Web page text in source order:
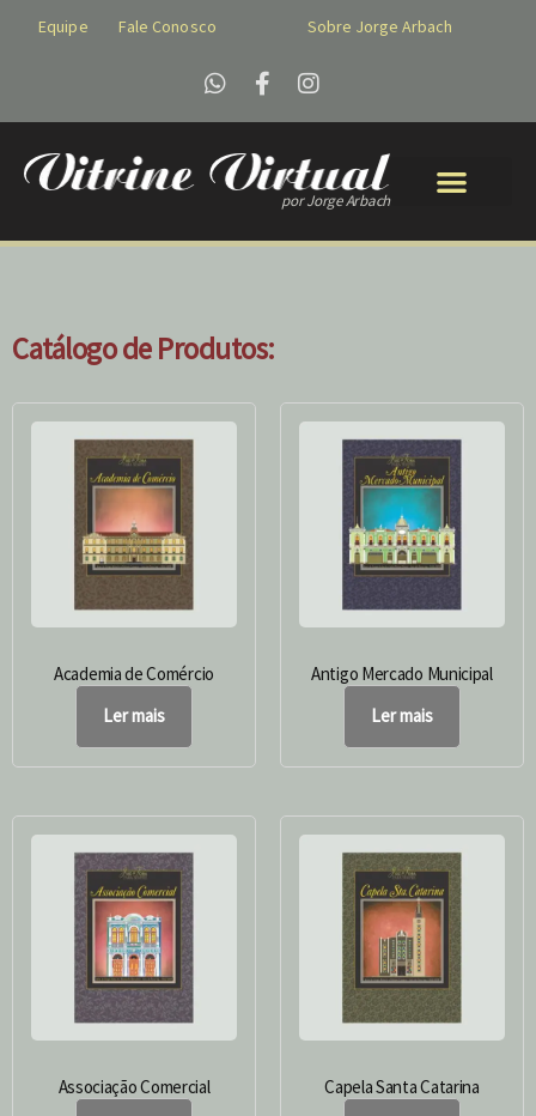
Equipe Fale Conosco Sobre Jorge Arbach
por Jorge Arbach
Catálogo de Produtos:
Academia de Comércio
Ler mais
Antigo Mercado Municipal
Ler mais
Associação Comercial
Capela Santa Catarina